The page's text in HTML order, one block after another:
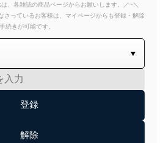
、各雑誌の商品ページからお願いします。／~＼
さっているお客様は、マイページからも登録・解除
続きが可能です。